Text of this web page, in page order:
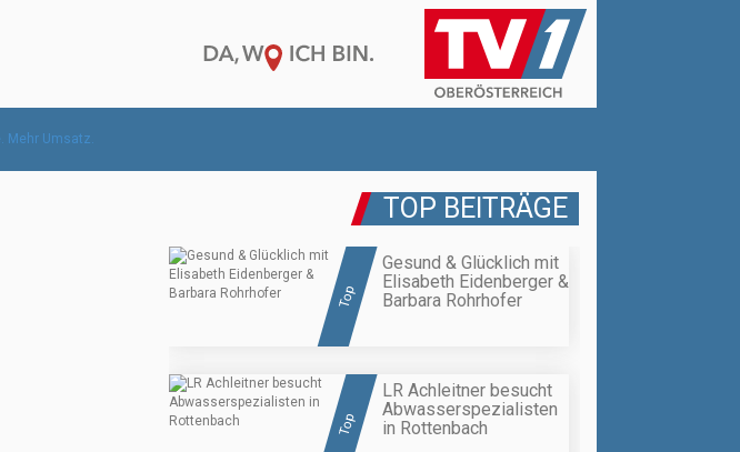
TOP BEITRÄGE
Top
Gesund & Glücklich mit
Elisabeth Eidenberger &
Barbara Rohrhofer
Top
LR Achleitner besucht
Abwasserspezialisten
in Rottenbach